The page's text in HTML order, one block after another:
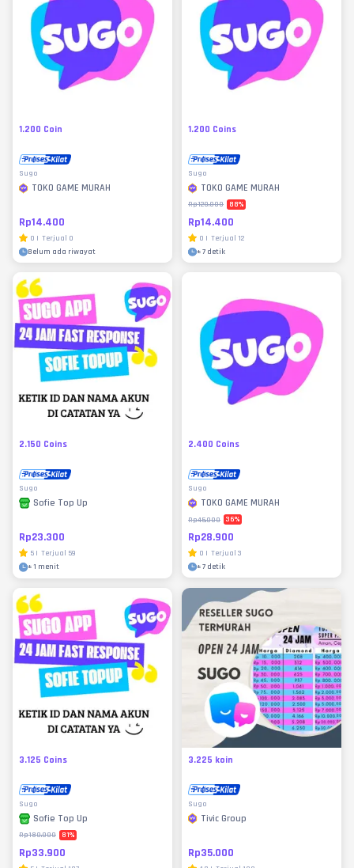
1.200 Coin
Sugo
TOKO GAME MURAH
Rp14.400
0 | Terjual 0
Belum ada riwayat
1.200 Coins
Sugo
TOKO GAME MURAH
Rp120.000 88%
Rp14.400
0 | Terjual 12
±7 detik
2.150 Coins
Sugo
Sofie Top Up
Rp23.300
5 | Terjual 59
±1 menit
2.400 Coins
Sugo
TOKO GAME MURAH
Rp45.000 36%
Rp28.900
0 | Terjual 3
±7 detik
3.125 Coins
Sugo
Sofie Top Up
Rp180.000 81%
Rp33.900
3.225 koin
Sugo
Tivic Group
Rp35.000